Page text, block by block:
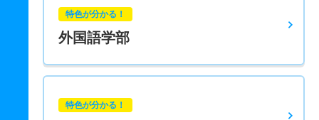
特色が分かる！
外国語学部
特色が分かる！